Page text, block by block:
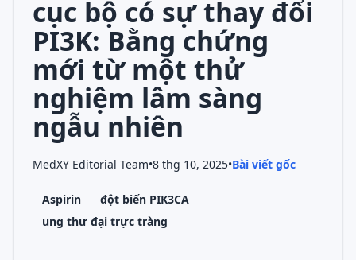
cục bộ có sự thay đổi
PI3K: Bằng chứng
mới từ một thử
nghiệm lâm sàng
ngẫu nhiên
MedXY Editorial Team•8 thg 10, 2025•Bài viết gốc
Aspirin
đột biến PIK3CA
ung thư đại trực tràng